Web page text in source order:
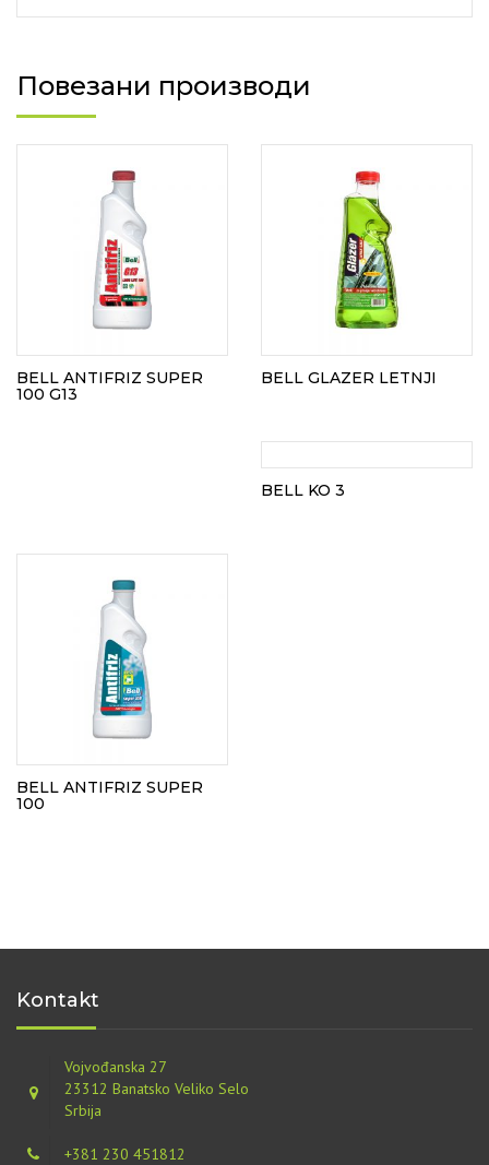
Повезани производи
BELL ANTIFRIZ SUPER
100 G13
BELL GLAZER LETNJI
BELL KO 3
BELL ANTIFRIZ SUPER
100
Kontakt
Vojvođanska 27
23312 Banatsko Veliko Selo
Srbija
+381 230 451812